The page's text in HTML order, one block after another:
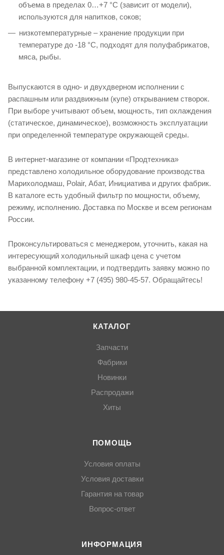
объема в пределах 0…+7 °C (зависит от модели),
используются для напитков, соков;
низкотемпературные – хранение продукции при
температуре до -18 °C, подходят для полуфабрикатов,
мяса, рыбы.
Выпускаются в одно- и двухдверном исполнении с
распашным или раздвижным (купе) открыванием створок.
При выборе учитывают объем, мощность, тип охлаждения
(статическое, динамическое), возможность эксплуатации
при определенной температуре окружающей среды.
В интернет-магазине от компании «Продтехника»
представлено холодильное оборудование производства
Марихолодмаш, Polair, Абат, Инициатива и других фабрик.
В каталоге есть удобный фильтр по мощности, объему,
режиму, исполнению. Доставка по Москве и всем регионам
России.
Проконсультироваться с менеджером, уточнить, какая на
интересующий холодильный шкаф цена с учетом
выбранной комплектации, и подтвердить заявку можно по
указанному телефону +7 (495) 980-45-57. Обращайтесь!
КАТАЛОГ
Запчасти
Фабрики
Новинки
Распродажи
Хиты
ПОМОЩЬ
Условия оплаты
Условия доставки
Гарантия на товар
Вопрос-ответ
ИНФОРМАЦИЯ